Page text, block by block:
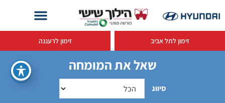
זימון לתל אביב זימון לרעננה
שאל את המומחה
סיווג